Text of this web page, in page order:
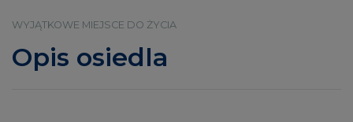
WYJĄTKOWE MIEJSCE DO ŻYCIA
Opis osiedla